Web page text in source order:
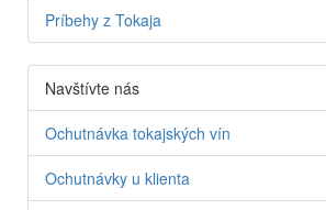
Príbehy z Tokaja
Navštívte nás
Ochutnávka tokajských vín
Ochutnávky u klienta